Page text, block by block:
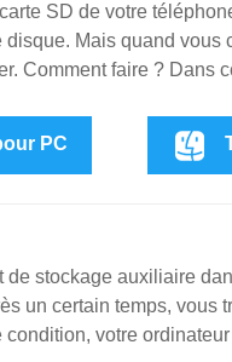
SD de votre
Mais quand
Comment faire ? Dans
PC
de stockage auxiliaire
un certain temps, vous
votre